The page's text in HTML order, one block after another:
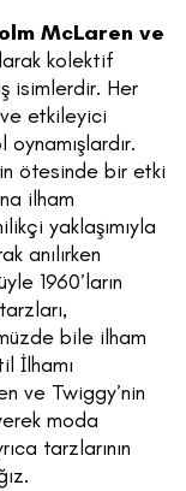
McLaren ve
kolektif
isimlerdir. Her
etkileyici
ötesinde bir etki
ilham
yaklaşımıyla
anılırken
1960’ların
bile ilham
İlhamı
ve Twiggy’nin
moda
tarzlarının